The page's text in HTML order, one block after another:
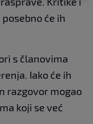
će ih
s članovima
Iako će ih
razgovor mogao
koji se već